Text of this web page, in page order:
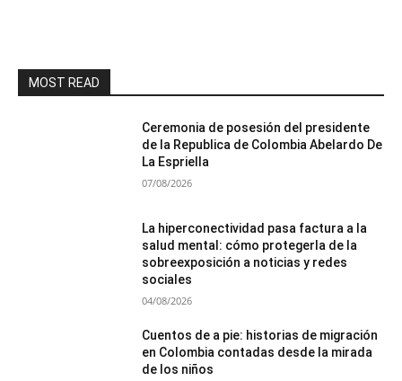
MOST READ
Ceremonia de posesión del presidente
de la Republica de Colombia Abelardo De
La Espriella
07/08/2026
La hiperconectividad pasa factura a la
salud mental: cómo protegerla de la
sobreexposición a noticias y redes
sociales
04/08/2026
Cuentos de a pie: historias de migración
en Colombia contadas desde la mirada
de los niños